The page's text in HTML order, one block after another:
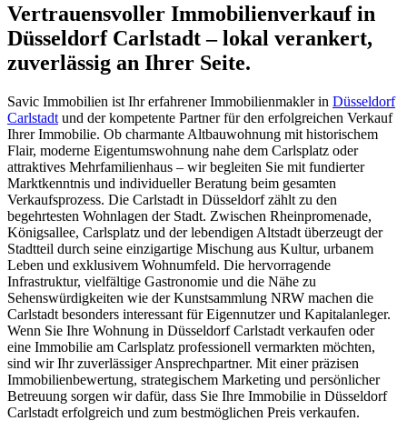
Vertrauensvoller Immobilienverkauf in
Düsseldorf Carlstadt – lokal verankert,
zuverlässig an Ihrer Seite.
Savic Immobilien ist Ihr erfahrener Immobilienmakler in Düsseldorf
Carlstadt und der kompetente Partner für den erfolgreichen Verkauf
Ihrer Immobilie. Ob charmante Altbauwohnung mit historischem
Flair, moderne Eigentumswohnung nahe dem Carlsplatz oder
attraktives Mehrfamilienhaus – wir begleiten Sie mit fundierter
Marktkenntnis und individueller Beratung beim gesamten
Verkaufsprozess. Die Carlstadt in Düsseldorf zählt zu den
begehrtesten Wohnlagen der Stadt. Zwischen Rheinpromenade,
Königsallee, Carlsplatz und der lebendigen Altstadt überzeugt der
Stadtteil durch seine einzigartige Mischung aus Kultur, urbanem
Leben und exklusivem Wohnumfeld. Die hervorragende
Infrastruktur, vielfältige Gastronomie und die Nähe zu
Sehenswürdigkeiten wie der Kunstsammlung NRW machen die
Carlstadt besonders interessant für Eigennutzer und Kapitalanleger.
Wenn Sie Ihre Wohnung in Düsseldorf Carlstadt verkaufen oder
eine Immobilie am Carlsplatz professionell vermarkten möchten,
sind wir Ihr zuverlässiger Ansprechpartner. Mit einer präzisen
Immobilienbewertung, strategischem Marketing und persönlicher
Betreuung sorgen wir dafür, dass Sie Ihre Immobilie in Düsseldorf
Carlstadt erfolgreich und zum bestmöglichen Preis verkaufen.